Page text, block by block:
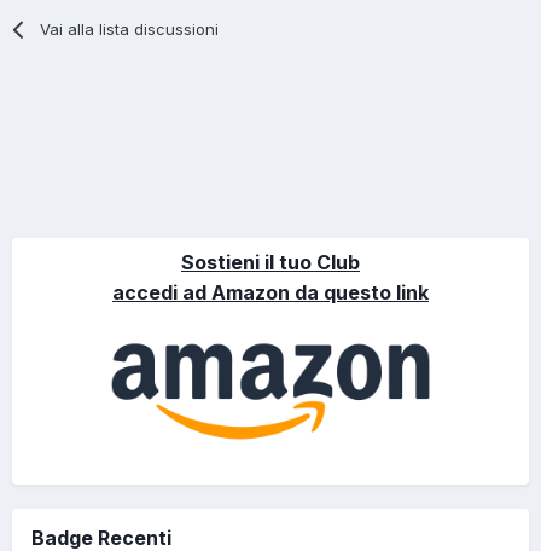
Vai alla lista discussioni
Sostieni il tuo Club
accedi ad Amazon da questo link
Badge Recenti